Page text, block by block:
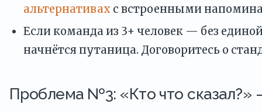
альтернативах с встроенными
Если команда из 3+ человек — без
начнётся путаница. Договоритесь о
Проблема №3: «Кто что сказал?»